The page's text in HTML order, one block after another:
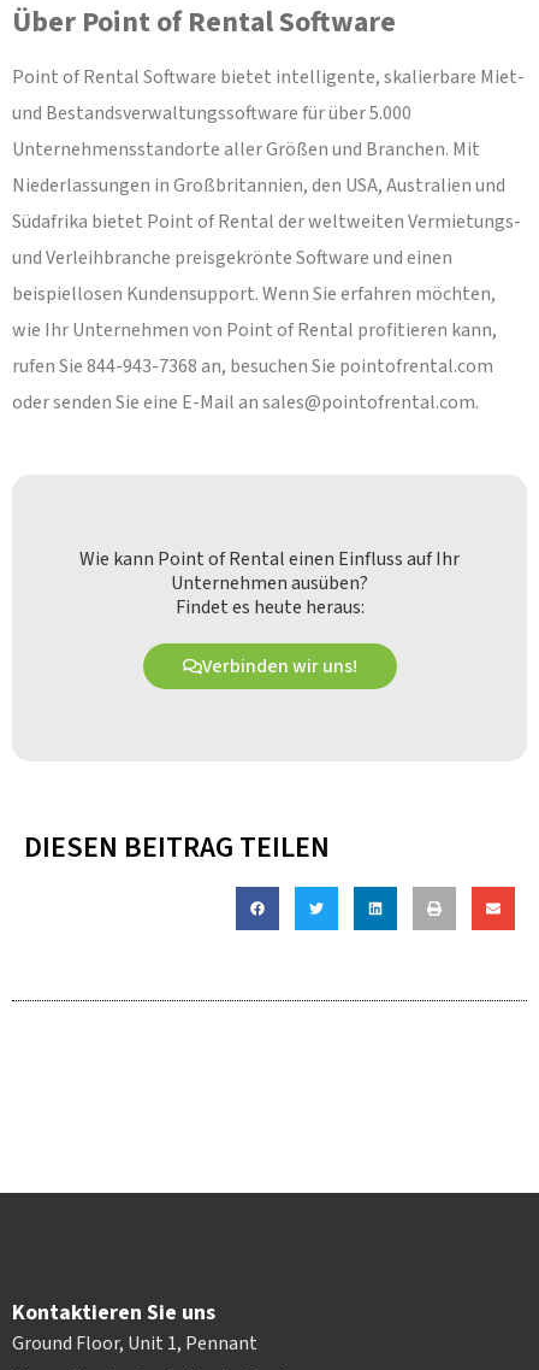
Über Point of Rental Software
Point of Rental Software bietet intelligente, skalierbare Miet-
und Bestandsverwaltungssoftware für über 5.000
Unternehmensstandorte aller Größen und Branchen. Mit
Niederlassungen in Großbritannien, den USA, Australien und
Südafrika bietet Point of Rental der weltweiten Vermietungs-
und Verleihbranche preisgekrönte Software und einen
beispiellosen Kundensupport. Wenn Sie erfahren möchten,
wie Ihr Unternehmen von Point of Rental profitieren kann,
rufen Sie 844-943-7368 an, besuchen Sie pointofrental.com
oder senden Sie eine E-Mail ansales@pointofrental.com.
Wie kann Point of Rental einen Einfluss auf Ihr
Unternehmen ausüben?
Findet es heute heraus:
Verbinden wir uns!
DIESEN BEITRAG TEILEN
Kontaktieren Sie uns
Ground Floor, Unit 1, Pennant